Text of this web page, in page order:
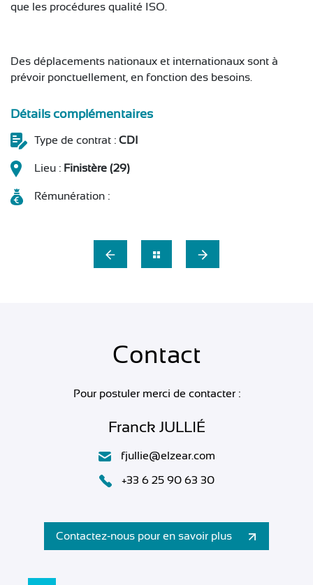
que les procédures qualité ISO.
Des déplacements nationaux et internationaux sont à
prévoir ponctuellement, en fonction des besoins.
Détails complémentaires
Type de contrat : CDI
Lieu : Finistère (29)
Rémunération :
Contact
Pour postuler merci de contacter :
Franck JULLIÉ
fjullie@elzear.com
+33 6 25 90 63 30
Contactez-nous pour en savoir plus